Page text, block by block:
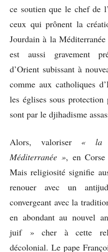
ce soutien que le chef de
ceux qui prônent la
Jourdain à la
est aussi gravement
d’Orient subissant à
comme aux catholiques
les églises sous protection
sont par le djihadisme
Alors, valoriser « la
Méditerranée », en
Mais religiosité signifie
renouer avec un
convergeant avec la
en abondant au nouvel
juif » cher à cette
décolonial. Le pape